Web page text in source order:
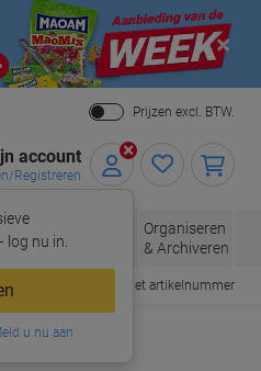
Close
Prijzen excl. BTW.
account
Registreren
nu in.
u nu aan
Kantoorartikelen
Organiseren
& Archiveren
Snel bestellen met artikelnummer